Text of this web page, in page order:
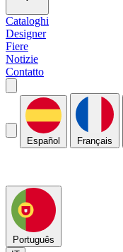
Cataloghi
Designer
Fiere
Notizie
Contatto
Español Français
Português